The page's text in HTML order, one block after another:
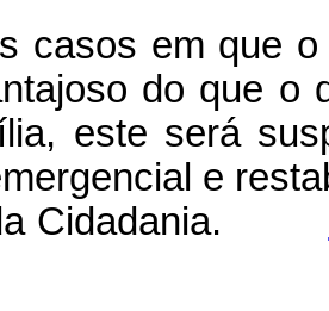
casos em que o
do que o
este será
e
da Cidadania.